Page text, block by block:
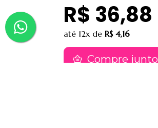
R$ 36,88
até 12x de R$ 4,16
Compre junto